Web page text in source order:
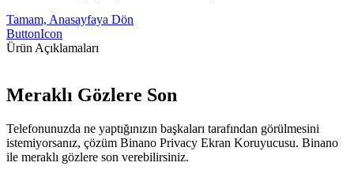
Tamam, Anasayfaya Dön
ButtonIcon
Ürün Açıklamaları
Meraklı Gözlere Son
Telefonunuzda ne yaptığınızın başkaları tarafından görülmesini
istemiyorsanız, çözüm Binano Privacy Ekran Koruyucusu. Binano
ile meraklı gözlere son verebilirsiniz.